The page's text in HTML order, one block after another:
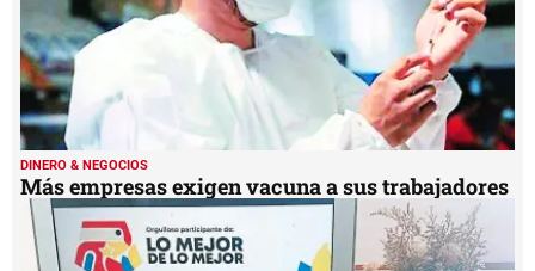
DINERO & NEGOCIOS
Más empresas exigen vacuna a sus trabajadores